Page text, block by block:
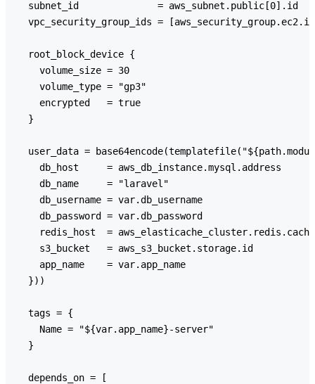
  subnet_id              = aws_subnet.public[0].id
vpc_security_group_ids =
  root_block_device {
    volume_size = 30
    volume_type = "gp3"
    encrypted   = true
  }
user_data =
    db_host     = aws_db_instance.mysql.address
    db_name     = "laravel"
    db_username = var.db_username
    db_password = var.db_password
redis_host  =
    s3_bucket   = aws_s3_bucket.storage.id
    app_name    = var.app_name
  }))
  tags = {
    Name = "${var.app_name}-server"
  }
  depends_on = [